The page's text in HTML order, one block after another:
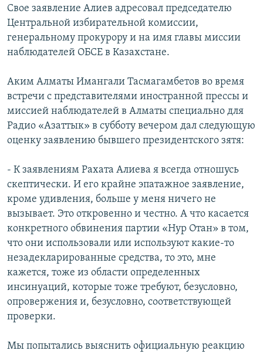
Свое заявление Алиев адресовал председателю
Центральной избирательной комиссии,
генеральному прокурору и на имя главы миссии
наблюдателей ОБСЕ в Казахстане.
Аким Алматы Имангали Тасмагамбетов во время
встречи с представителями иностранной прессы и
миссией наблюдателей в Алматы специально для
Радио «Азаттык» в субботу вечером дал следующую
оценку заявлению бывшего президентского зятя:
- К заявлениям Рахата Алиева я всегда отношусь
скептически. И его крайне эпатажное заявление,
кроме удивления, больше у меня ничего не
вызывает. Это откровенно и честно. А что касается
конкретного обвинения партии «Нур Отан» в том,
что они использовали или используют какие-то
незадекларированные средства, то это, мне
кажется, тоже из области определенных
инсинуаций, которые тоже требуют, безусловно,
опровержения и, безусловно, соответствующей
проверки.
Мы попытались выяснить официальную реакцию